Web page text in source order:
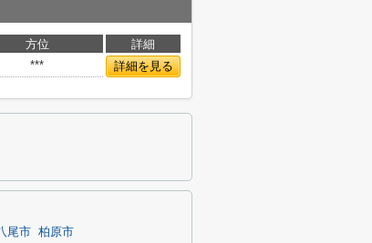
方位
詳細
*** 詳細を見る
尾市 柏原市